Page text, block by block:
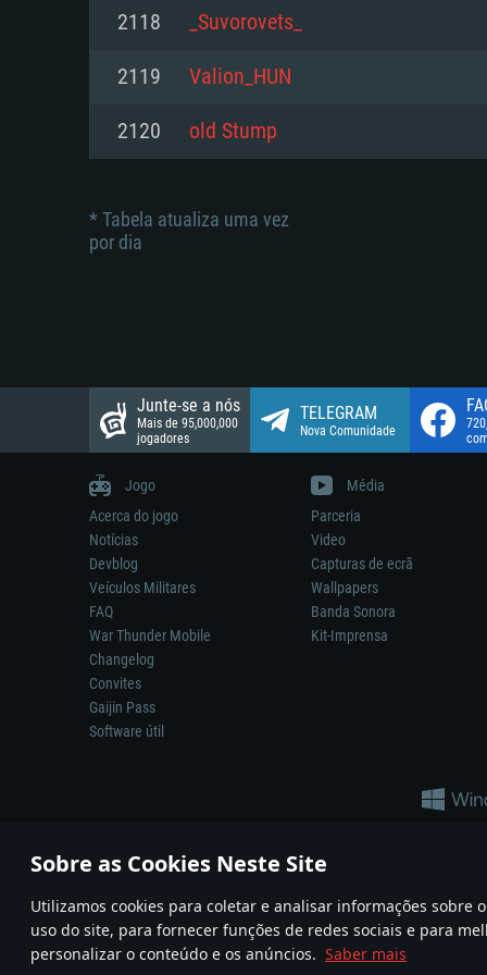
Sobre as Cookies Neste Site
Utilizamos cookies para coletar e analisar informações sobre
uso do site, para fornecer funções de redes sociais e para
personalizar o conteúdo e os anúncios. Saber mais
Disco: 23,1 GB
Network: Internet de banda larga.
Disco: 21,5 GB
Network: Internet de banda larga.
Disco: 21,5 GB
2118 _Suvorovets_
2119 Valion_HUN
2120 old Stump
* Tabela atualiza uma vez
por dia
Junte-se a nós
Mais de 95,000,000
jogadores
TELEGRAM
Nova Comunidade
Jogo
Acerca do jogo
Notícias
Devblog
Veículos Militares
FAQ
War Thunder Mobile
Changelog
Convites
Gaijin Pass
Software útil
Média
Parceria
Video
Capturas de ecrã
Wallpapers
Banda Sonora
Kit-Imprensa
A reprodução de qualquer sistema de armas ou veículo neste
© 2011—2026 Gaijin Games Kft. All trademarks, logos and brand
Termos e condições Termos de Serviço